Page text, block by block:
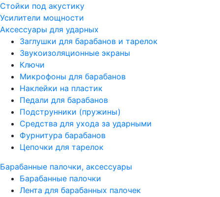
Стойки под акустику
Усилители мощности
Аксессуары для ударных
Заглушки для барабанов и тарелок
Звукоизоляционные экраны
Ключи
Микрофоны для барабанов
Наклейки на пластик
Педали для барабанов
Подструнники (пружины)
Средства для ухода за ударными
Фурнитура барабанов
Цепочки для тарелок
Барабанные палочки, аксессуары
Барабанные палочки
Лента для барабанных палочек